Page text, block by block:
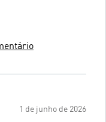
1 de junho de 2026